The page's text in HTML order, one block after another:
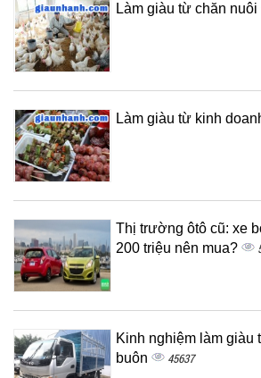
Làm giàu từ chăn nuôi
Làm giàu từ kinh
Thị trường ôtô cũ: xe
200 triệu nên mua?
Kinh nghiệm làm giàu
buôn
45637